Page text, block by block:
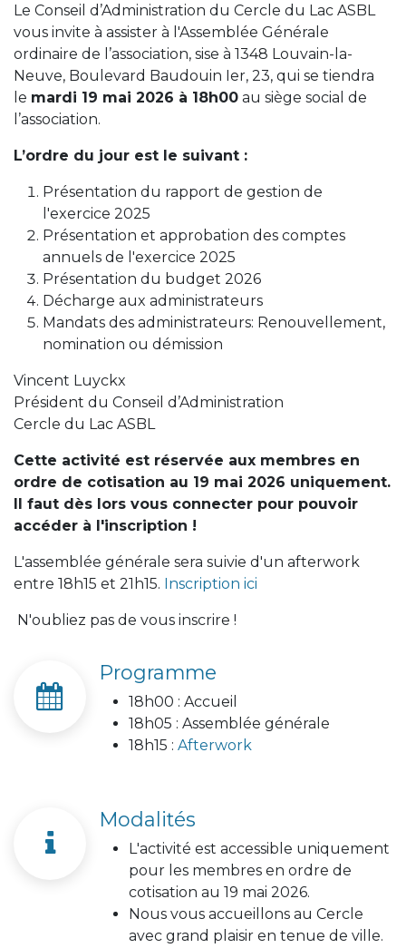
Le Conseil d’Administration du Cercle du Lac ASBL
vous invite à assister à l'Assemblée Générale
ordinaire de l’association, sise à 1348 Louvain-la-
Neuve, Boulevard Baudouin Ier, 23, qui se tiendra
le mardi 19 mai 2026 à 18h00 au siège social de
l’association.
L’ordre du jour est le suivant :
Présentation du rapport de gestion de
l'exercice 2025
Présentation et approbation des comptes
annuels de l'exercice 2025
Présentation du budget 2026
Décharge aux administrateurs
Mandats des administrateurs: Renouvellement,
nomination ou démission
Vincent Luyckx
Président du Conseil d’Administration
Cercle du Lac ASBL
Cette activité est réservée aux membres en
ordre de cotisation au 19 mai 2026 uniquement.
Il faut dès lors vous connecter pour pouvoir
accéder à l'inscription !
L'assemblée générale sera suivie d'un afterwork
entre 18h15 et 21h15. Inscription ici
N'oubliez pas de vous inscrire !
Programme
18h00 : Accueil
18h05 : Assemblée générale
18h15 : Afterwork
Modalités
L'activité est accessible uniquement
pour les membres en ordre de
cotisation au 19 mai 2026.
Nous vous accueillons au Cercle
avec grand plaisir en tenue de ville.